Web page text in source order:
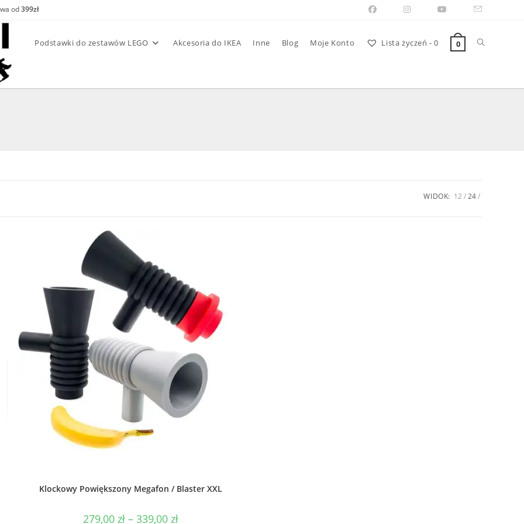
od399zł
Podstawki do zestawów LEGO Akcesoria do IKEA Inne Blog Moje Konto Lista życzeń - 0 0 Toggle
website
WIDOK: 12 24
Klockowy Powiększony Megafon / Blaster XXL
279,00zł – 339,00złZakres